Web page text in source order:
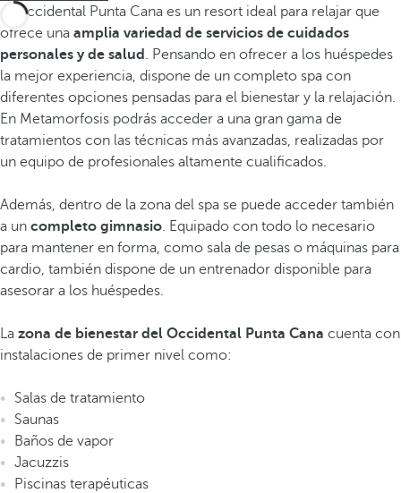
El Occidental Punta Cana es un resort ideal para relajar que
ofrece una amplia variedad de servicios de cuidados
personales y de salud . Pensando en ofrecer a los huéspedes
la mejor experiencia, dispone de un completo spa con
diferentes opciones pensadas para el bienestar y la relajación.
En Metamorfosis podrás acceder a una gran gama de
tratamientos con las técnicas más avanzadas, realizadas por
un equipo de profesionales altamente cualificados.
Además, dentro de la zona del spa se puede acceder también
a un completo gimnasio. Equipado con todo lo necesario
para mantener en forma, como sala de pesas o máquinas para
cardio, también dispone de un entrenador disponible para
asesorar a los huéspedes.
La zona de bienestar del Occidental Punta Cana cuenta con
instalaciones de primer nivel como:
Salas de tratamiento
Saunas
Baños de vapor
Jacuzzis
Piscinas terapéuticas